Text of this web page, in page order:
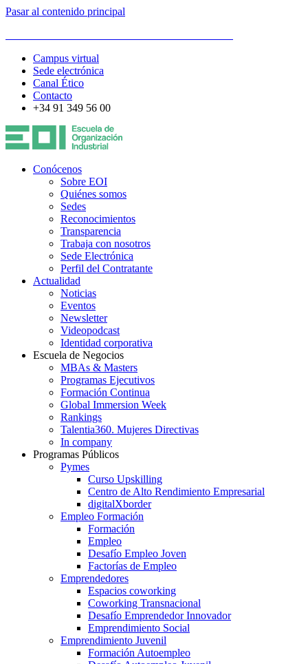
Pasar al contenido principal
Campus virtual
Sede electrónica
Canal Ético
Contacto
+34 91 349 56 00
Conócenos
Sobre EOI
Quiénes somos
Sedes
Reconocimientos
Transparencia
Trabaja con nosotros
Sede Electrónica
Perfil del Contratante
Actualidad
Noticias
Eventos
Newsletter
Videopodcast
Identidad corporativa
Escuela de Negocios
MBAs & Masters
Programas Ejecutivos
Formación Continua
Global Immersion Week
Rankings
Talentia360. Mujeres Directivas
In company
Programas Públicos
Pymes
Curso Upskilling
Centro de Alto Rendimiento Empresarial
digitalXborder
Empleo Formación
Formación
Empleo
Desafío Empleo Joven
Factorías de Empleo
Emprendedores
Espacios coworking
Coworking Transnacional
Desafío Emprendedor Innovador
Emprendimiento Social
Emprendimiento Juvenil
Formación Autoempleo